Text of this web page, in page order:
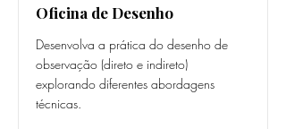
Oficina de Desenho
Desenvolva a prática do desenho de
observação (direto e indireto)
explorando diferentes abordagens
técnicas.